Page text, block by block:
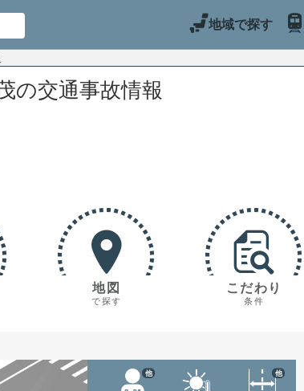
地域で探す
の交通事故情報
地図
で探す
こだわり
条件
他 他